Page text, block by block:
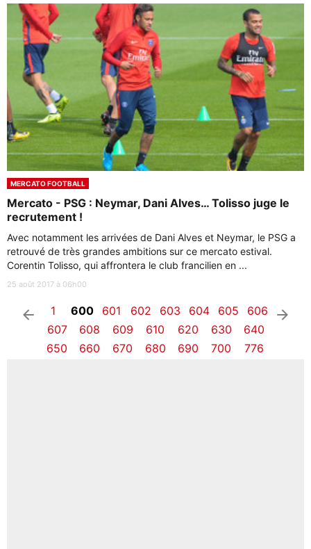
MERCATO FOOTBALL
Mercato - PSG : Neymar, Dani Alves… Tolisso juge le
recrutement !
Avec notamment les arrivées de Dani Alves et Neymar, le PSG a
retrouvé de très grandes ambitions sur ce mercato estival.
Corentin Tolisso, qui affrontera le club francilien en ...
25 août 2017 à 06h00
arrow_left 1 600 601 602 603 604 605
606
607
608 609 610 620 630
640
650
660 670 680 690 700 776
arrow_right